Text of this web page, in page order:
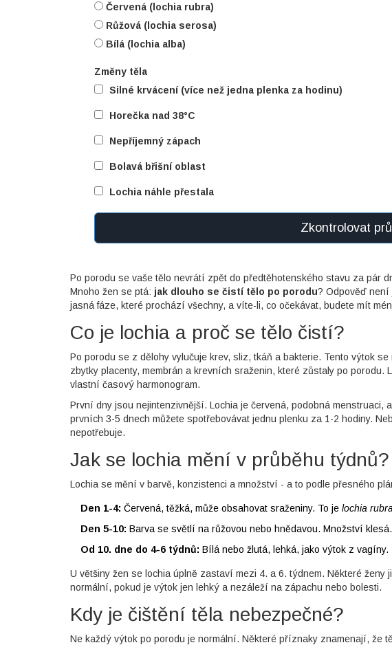
Červená (lochia rubra)
Růžová (lochia serosa)
Bílá (lochia alba)
Změny těla
Silné krvácení (více než jedna plenka za hodinu)
Horečka nad 38°C
Nepříjemný zápach
Bolavá břišní oblast
Lochia náhle přestala
Zkontrolovat
Po porodu se vaše tělo nevrátí zpět do předtěhotenského stavu za pár
Mnoho žen se ptá: jak dlouho se čistí tělo po porodu? Odpověď není
jasná fáze, které prochází všechny, a víte-li, co očekávat, budete mít
Co je lochia a proč se tělo čistí?
Po porodu se z dělohy vylučuje krev, sliz, tkáň a bakterie. Tento výtok se
zbytky placenty, membrán a krevních sraženin, které zůstaly po
vlastní časový harmonogram.
První dny jsou nejintenzivnější. Lochia je červená, podobná menstruaci,
prvních 3-5 dnech můžete spotřebovávat jednu plenku za 1-2 hodiny.
nepotřebuje.
Jak se lochia mění v průběhu týdnů?
Lochia se mění v barvě, konzistenci a množství - a to podle přesného
Den 1-4: Červená, těžká, může obsahovat sraženiny. To je lochia rubra
Den 5-10: Barva se světlí na růžovou nebo hnědavou. Množství
Od 10. dne do 4-6 týdnů: Bílá nebo žlutá, lehká, jako výtok z vagíny.
U většiny žen se lochia úplně zastaví mezi 4. a 6. týdnem. Některé
normální, pokud je výtok jen lehký a nezáleží na zápachu nebo bolesti.
Kdy je čištění těla nebezpečné?
Ne každý výtok po porodu je normální. Některé příznaky znamenají, že